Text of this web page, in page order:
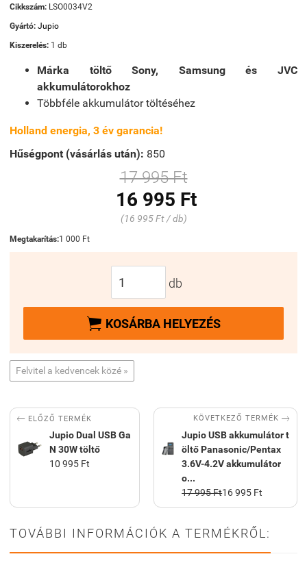
Cikkszám: LSO0034V2
Gyártó: Jupio
Kiszerelés: 1 db
Márka töltő Sony, Samsung és JVC
akkumulátorokhoz
Többféle akkumulátor töltéséhez
Holland energia, 3 év garancia!
Hűségpont (vásárlás után): 850
17 995 Ft
16 995 Ft
(16 995 Ft / db)
Megtakarítás:1 000 Ft
db
 KOSÁRBA HELYEZÉS
Felvitel a kedvencek közé »
 ELŐZŐ TERMÉK
Jupio Dual USB Ga
N 30W töltő
10 995 Ft
KÖVETKEZŐ TERMÉK 
Jupio USB akkumulátor t
öltő Panasonic/Pentax
3.6V-4.2V akkumulátor
o...
17 995 Ft16 995 Ft
TOVÁBBI INFORMÁCIÓK A TERMÉKRŐL: